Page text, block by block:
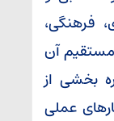
فرهنگی،
مستقیم آن
بخشی از
عملی